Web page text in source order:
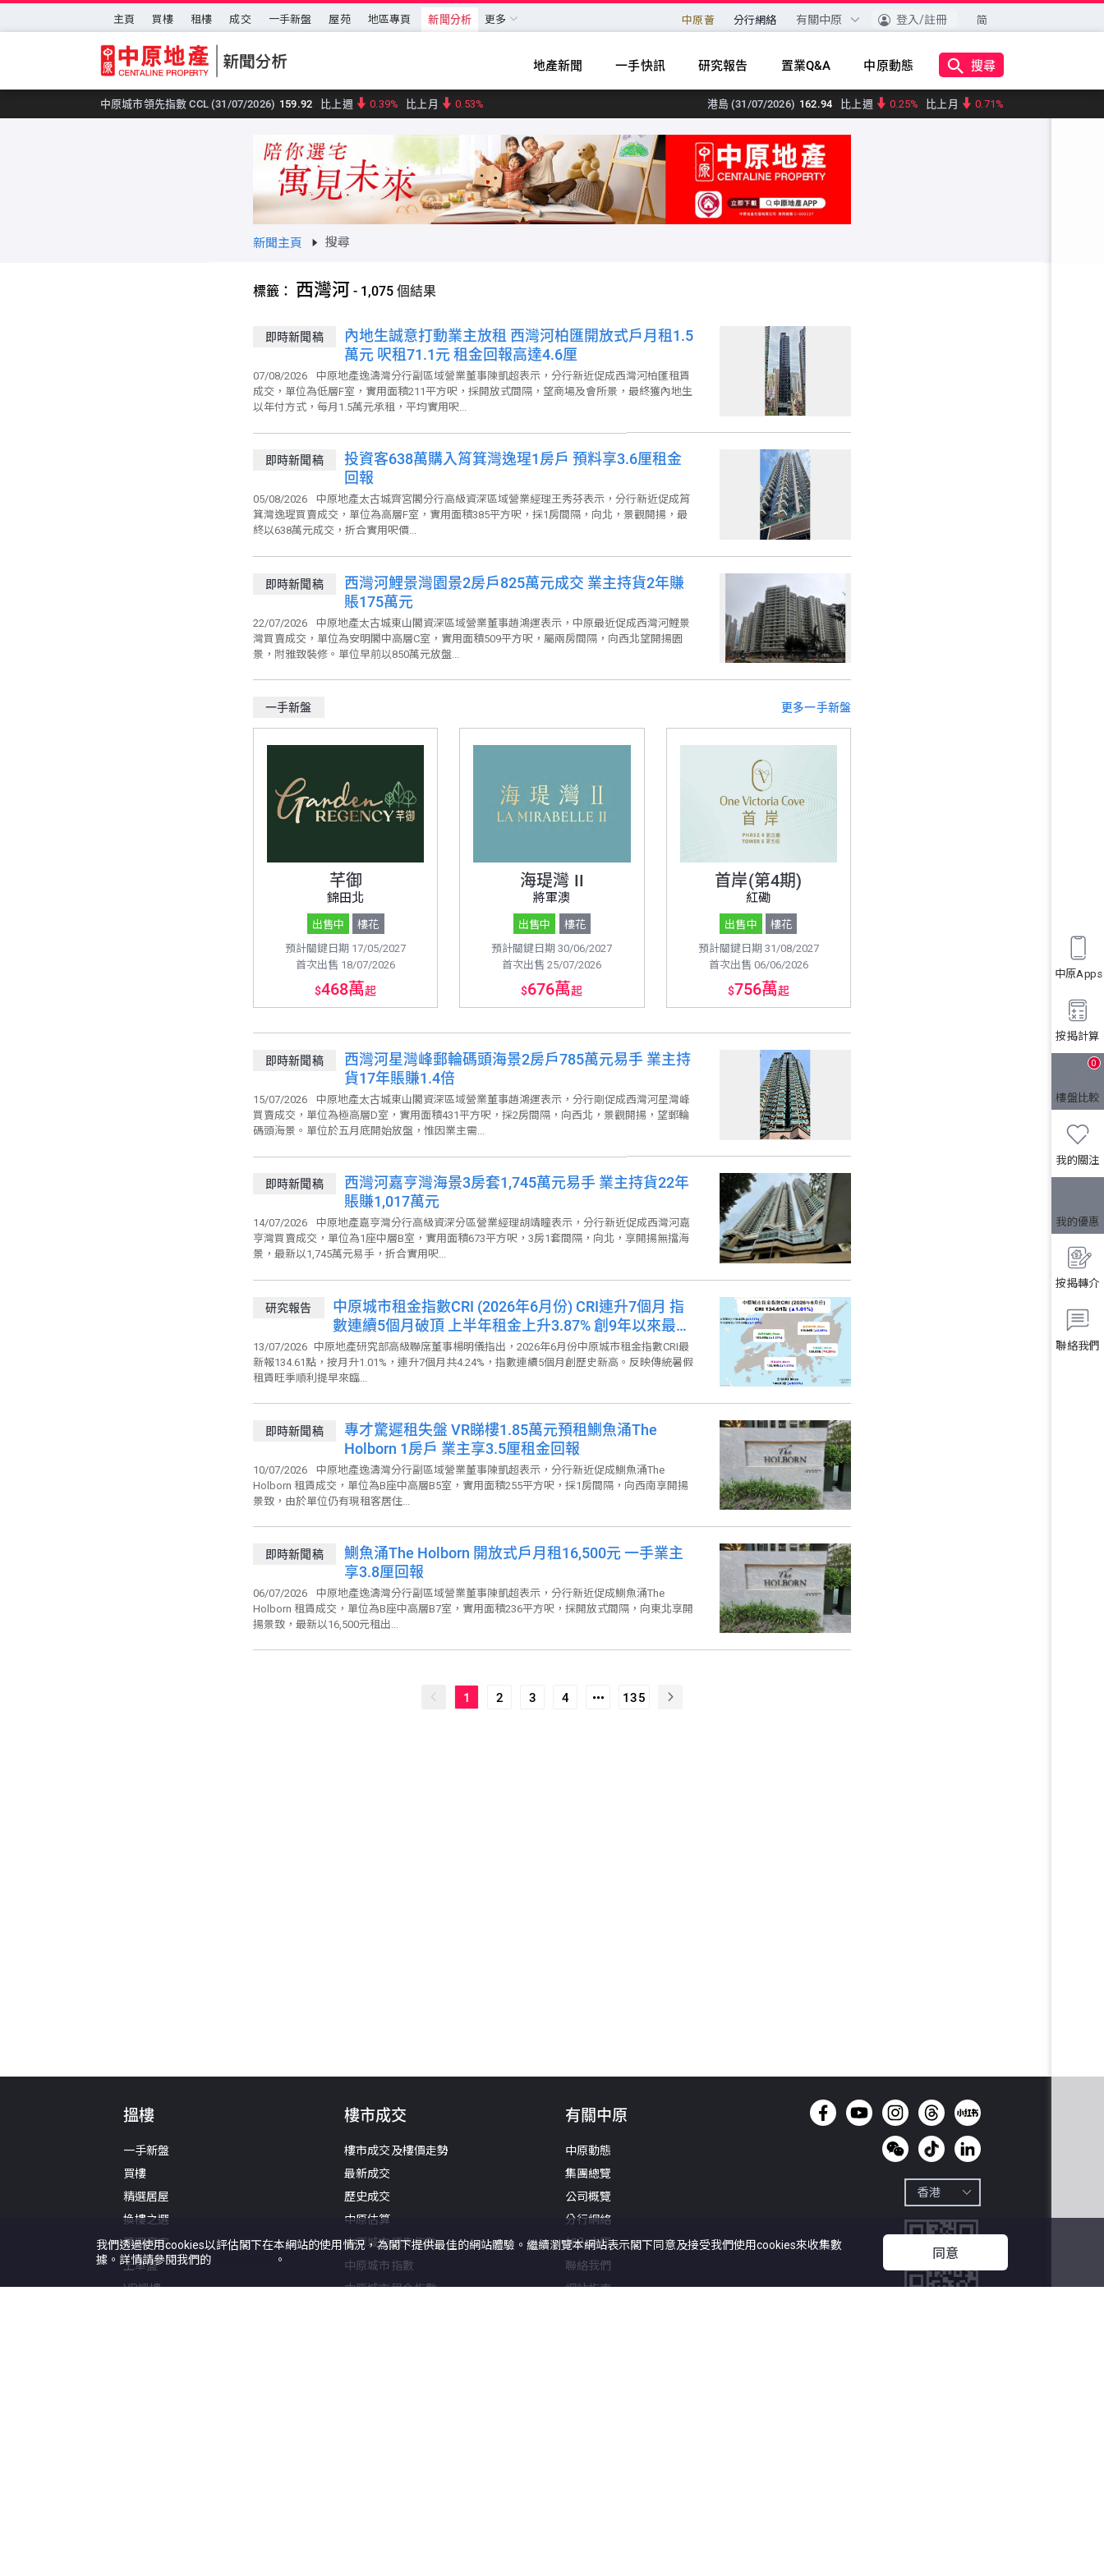
跳至主要內容
主頁 買樓 租樓 成交 一手新盤 屋苑 地區專頁 新聞分析 更多 中原薈 分行網絡 有關中原 登入/註冊 简
地產新聞 一手快訊 研究報告 置業Q&A 中原動態 搜尋
中原城市領先指數 CCL (31/07/2026) 159.92 比上週 0.39% 比上月 0.53%
新界東 (31/07/2026) 173.85
新界西 (31/07/2026)144.14
大型單位領先指數 (31/07/2026)158.91
新聞主頁 搜尋
標籤： 西灣河 - 1,075 個結果
即時新聞稿
內地生誠意打動業主放租 西灣河柏匯開放式戶月租1.5
萬元 呎租71.1元 租金回報高達4.6厘
07/08/2026
中原地產逸濤灣分行副區域營業董事陳凱超表示，分行新近促成西灣河柏匯租賃
成交，單位為低層F室，實用面積211平方呎，採開放式間隔，望商場及會所景，最終獲內地生
以年付方式，每月1.5萬元承租，平均實用呎...
即時新聞稿
投資客638萬購入筲箕灣逸瑆1房戶 預料享3.6厘租金
回報
05/08/2026
中原地產太古城齊宮閣分行高級資深區域營業經理王秀芬表示，分行新近促成筲
箕灣逸瑆買賣成交，單位為高層F室，實用面積385平方呎，採1房間隔，向北，景觀開揚，最
終以638萬元成交，折合實用呎價...
即時新聞稿
西灣河鯉景灣園景2房戶825萬元成交 業主持貨2年賺
賬175萬元
22/07/2026
中原地產太古城東山閣資深區域營業董事趙鴻運表示，中原最近促成西灣河鯉景
灣買賣成交，單位為安明閣中高層C室，實用面積509平方呎，屬兩房間隔，向西北望開揚園
景，附雅致裝修。單位早前以850萬元放盤...
一手新盤 更多一手新盤
芊御
錦田北
出售中
樓花
預計關鍵日期 17/05/2027
首次出售 18/07/2026
$468萬起
海瑅灣 II
將軍澳
出售中
樓花
預計關鍵日期 30/06/2027
首次出售 25/07/2026
$676萬起
首岸(第4期)
紅磡
出售中
樓花
預計關鍵日期 31/08/2027
首次出售 06/06/2026
$756萬起
即時新聞稿
西灣河星灣峰郵輪碼頭海景2房戶785萬元易手 業主持
貨17年賬賺1.4倍
15/07/2026
中原地產太古城東山閣資深區域營業董事趙鴻運表示，分行剛促成西灣河星灣峰
買賣成交，單位為極高層D室，實用面積431平方呎，採2房間隔，向西北，景觀開揚，望郵輪
碼頭海景。單位於五月底開始放盤，惟因業主需...
即時新聞稿
西灣河嘉亨灣海景3房套1,745萬元易手 業主持貨22年
賬賺1,017萬元
14/07/2026
中原地產嘉亨灣分行高級資深分區營業經理胡靖瞳表示，分行新近促成西灣河嘉
亨灣買賣成交，單位為1座中層B室，實用面積673平方呎，3房1套間隔，向北，享開揚無擋海
景，最新以1,745萬元易手，折合實用呎...
研究報告
中原城市租金指數CRI (2026年6月份) CRI連升7個月 指
數連續5個月破頂 上半年租金上升3.87% 創9年以來最大
半年度升幅
13/07/2026 中原地產研究部高級聯席董事楊明儀指出，2026年6月份中原城市租金指數CRI最
新報134.61點，按月升1.01%，連升7個月共4.24%，指數連續5個月創歷史新高。反映傳統暑假
租賃旺季順利提早來臨...
即時新聞稿
專才驚遲租失盤 VR睇樓1.85萬元預租鰂魚涌The
Holborn 1房戶 業主享3.5厘租金回報
10/07/2026
中原地產逸濤灣分行副區域營業董事陳凱超表示，分行新近促成鰂魚涌The
Holborn 租賃成交，單位為B座中高層B5室，實用面積255平方呎，採1房間隔，向西南享開揚
景致，由於單位仍有現租客居住...
即時新聞稿
鰂魚涌The Holborn 開放式戶月租16,500元 一手業主
享3.8厘回報
06/07/2026
中原地產逸濤灣分行副區域營業董事陳凱超表示，分行新近促成鰂魚涌The
Holborn 租賃成交，單位為B座中高層B7室，實用面積236平方呎，採開放式間隔，向東北享開
揚景致，最新以16,500元租出...
1 2 3 4 135
搵樓
一手新盤
買樓
精選居屋
換樓之選
精選豪宅
上車盤
VR搵樓
樓市成交
樓市成交及樓價走勢
最新成交
歷史成交
中原估算
中原城市領先指數
中原城市指數
中原城市租金指數
有關中原
中原動態
集團總覽
公司概覽
分行網絡
加入中原
聯絡我們
網站指南
聯絡我們
按揭轉介
我的優惠
我的關注
樓盤比較
0
按揭計算
中原Apps
我們透過使用cookies以評估閣下在本網站的使用情況，為閣下提供最佳的網站體驗。繼續瀏覽本網站表示閣下同意及接受我們使用cookies來收集數
據。詳情請參閱我們的
。 同意